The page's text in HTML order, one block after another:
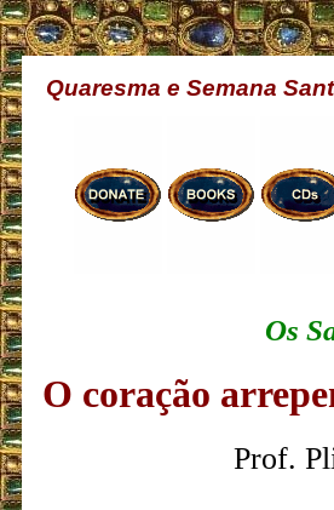
Quaresma e Semana
Os
O coração
Prof.